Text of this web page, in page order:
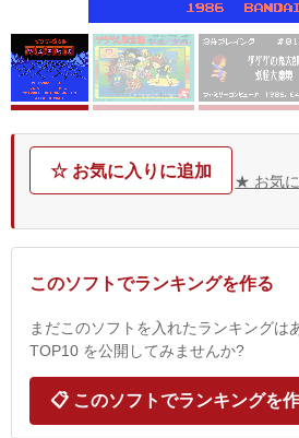
☆ お気に入りに追加
★ お気
このソフトでランキングを作る
まだこのソフトを入れたランキングは
TOP10 を公開してみませんか?
📋 このソフトでランキングを